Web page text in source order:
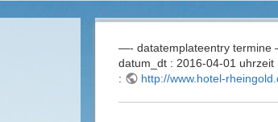
—- datatemplateentry termine
datum_dt : 2016-04-01
:
http://www.hotel-